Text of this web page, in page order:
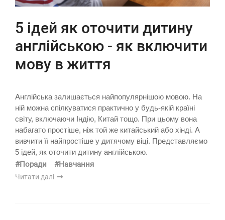
5 ідей як оточити дитину
англійською - як включити
мову в життя
Англійська залишається найпопулярнішою мовою. На
ній можна спілкуватися практично у будь-якій країні
світу, включаючи Індію, Китай тощо. При цьому вона
набагато простіше, ніж той же китайський або хінді. А
вивчити її найпростіше у дитячому віці. Представляємо
5 ідей, як оточити дитину англійською.
#Поради #Навчання
Читати далі